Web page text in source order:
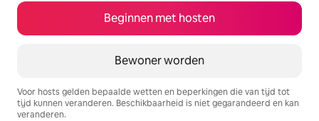
Beginnen met hosten
Bewoner worden
Voor hosts gelden bepaalde wetten en beperkingen die van tijd tot
tijd kunnen veranderen. Beschikbaarheid is niet gegarandeerd en kan
veranderen.